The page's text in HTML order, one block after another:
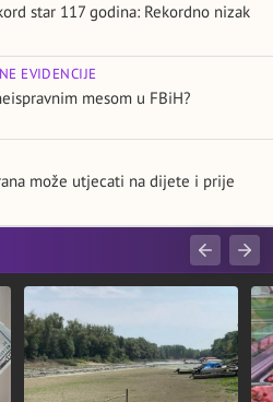
star 117 godina: Rekordno nizak
EVIDENCIJE
mesom u FBiH?
može utjecati na dijete i prije